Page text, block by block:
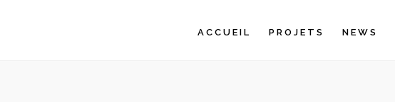
ACCUEIL PROJETS NEWS